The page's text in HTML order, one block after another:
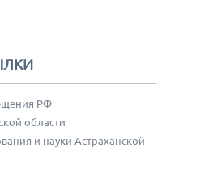
РФ
области
и науки Астраханской